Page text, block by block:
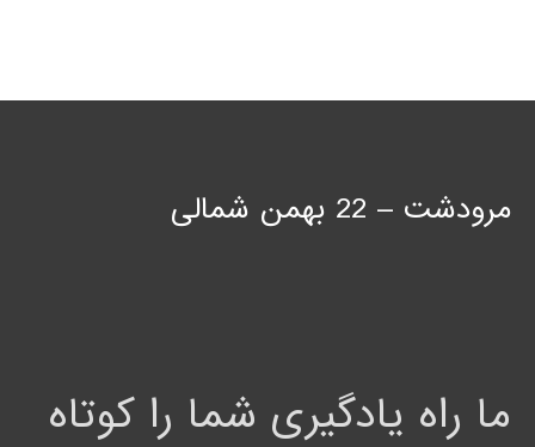
مرودشت – 22 بهمن شمالی
ما راه یادگیری شما را کوتاه